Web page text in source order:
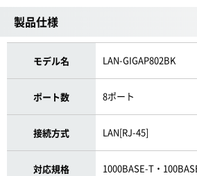
製品仕様
モデル名 LAN-GIGAP802BK
ポート数 8ポート
接続方式 LAN[RJ-45]
対応規格 1000BASE-T・